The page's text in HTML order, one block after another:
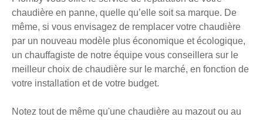
chaudière en panne, quelle qu’elle soit sa marque. De
même, si vous envisagez de remplacer votre chaudière
par un nouveau modèle plus économique et écologique,
un chauffagiste de notre équipe vous conseillera sur le
meilleur choix de chaudière sur le marché, en fonction de
votre installation et de votre budget.
Notez tout de même qu'une chaudière au mazout ou au